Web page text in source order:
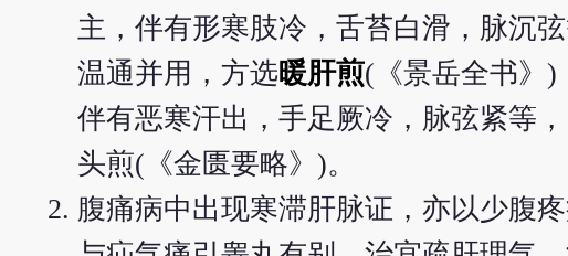
主，伴有形寒肢冷，舌苔白滑，脉沉
温通并用，方选暖肝煎(《景岳全书》)
伴有恶寒汗出，手足厥冷，脉弦紧等
头煎(《金匮要略》)。
腹痛病中出现寒滞肝脉证，亦以少腹